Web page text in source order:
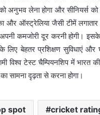
अनुभव लेना होगा और सीनियर्स
और ऑस्ट्रेलिया जैसी टीमें
कमजोरी दूर करनी होगी।
के लिए बेहतर प्रशिक्षण सुविधाएं
विश्व टेस्ट चैम्पियनशिप में भारत
सामना दृढ़ता से करना होगा।
spot cricket